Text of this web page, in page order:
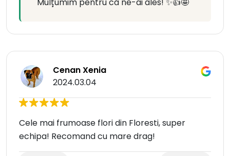
Mulțumim pentru că ne-ai ales! ✨👍🤩
Cenan Xenia
2024.03.04
Cele mai frumoase flori din Floresti, super
echipa! Recomand cu mare drag!